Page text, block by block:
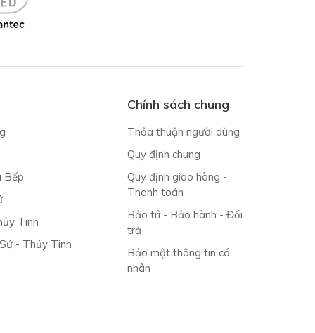
Bếp
Tinh
- Thủy Tinh
Chính sách chung
Thỏa thuận người dùng
Quy định chung
Quy định giao hàng -
Thanh toán
Bảo trì - Bảo hành - Đổi
trả
Bảo mật thông tin cá
nhân